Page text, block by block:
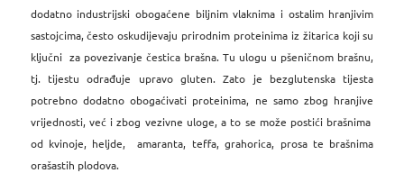
dodatno industrijski obogaćene biljnim vlaknima i ostalim hranjivim
sastojcima, često oskudijevaju prirodnim proteinima iz žitarica koji su
ključni za povezivanje čestica brašna. Tu ulogu u pšeničnom brašnu,
tj. tijestu odrađuje upravo gluten.Zato je bezglutenska tijesta
potrebno dodatno obogaćivati proteinima, ne samo zbog hranjive
vrijednosti, već i zbog vezivne uloge, a to se može postići brašnima
od kvinoje, heljde, amaranta, teffa, grahorica, prosa te brašnima
orašastih plodova.